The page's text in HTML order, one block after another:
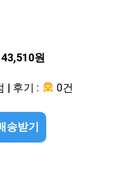
원
| 후기 :
0건
송받기